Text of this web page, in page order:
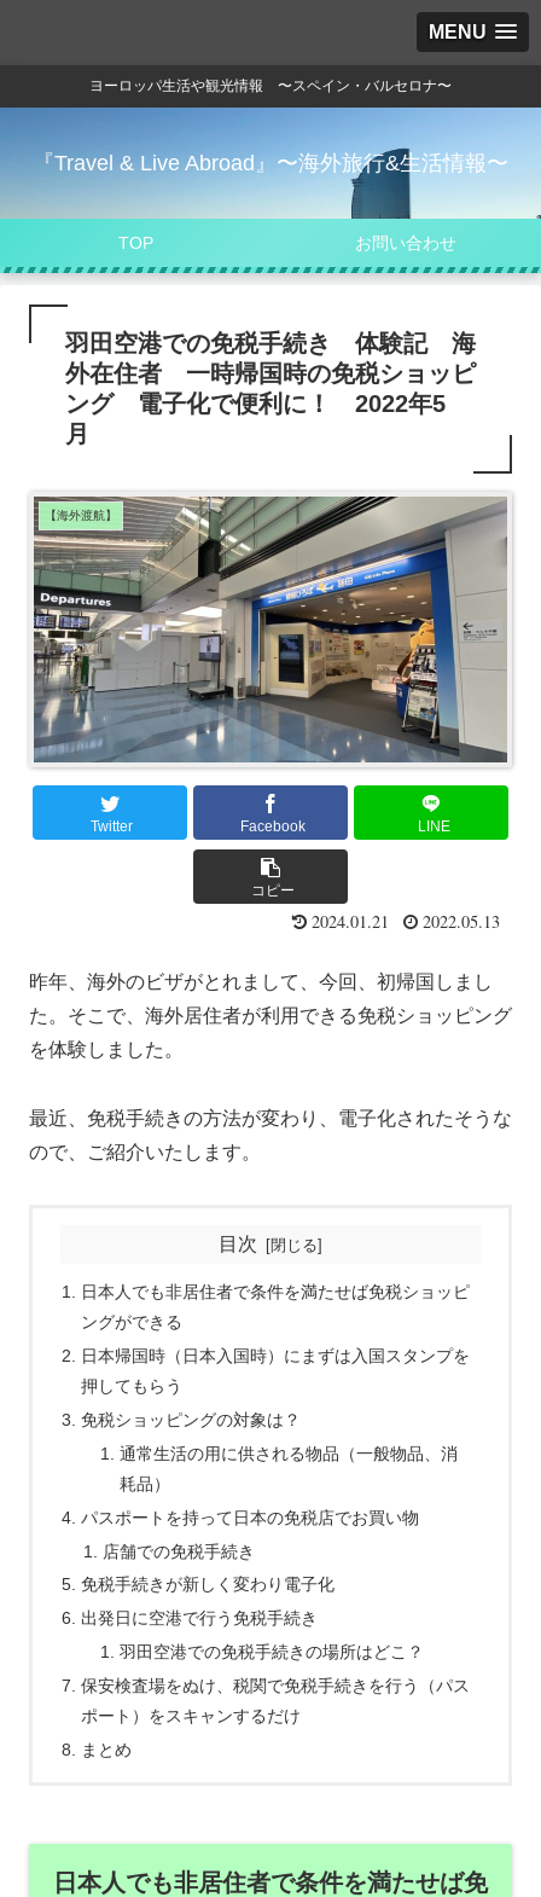
MENU
ヨーロッパ生活や観光情報 〜スペイン・バルセロナ〜
『Travel & Live Abroad』〜海外旅行&生活情報〜
TOP お問い合わせ
羽田空港での免税手続き 体験記 海
外在住者 一時帰国時の免税ショッピ
ング 電子化で便利に！ 2022年5
月
【海外渡航】
Twitter Facebook LINE
コピー
2024.01.21 2022.05.13
昨年、海外のビザがとれまして、今回、初帰国しまし
た。そこで、海外居住者が利用できる免税ショッピング
を体験しました。
最近、免税手続きの方法が変わり、電子化されたそうな
ので、ご紹介いたします。
目次
日本人でも非居住者で条件を満たせば免税ショッピ
ングができる
日本帰国時（日本入国時）にまずは入国スタンプを
押してもらう
免税ショッピングの対象は？
通常生活の用に供される物品（一般物品、消
耗品）
パスポートを持って日本の免税店でお買い物
店舗での免税手続き
免税手続きが新しく変わり電子化
出発日に空港で行う免税手続き
羽田空港での免税手続きの場所はどこ？
保安検査場をぬけ、税関で免税手続きを行う（パス
ポート）をスキャンするだけ
まとめ
日本人でも非居住者で条件を満たせば免